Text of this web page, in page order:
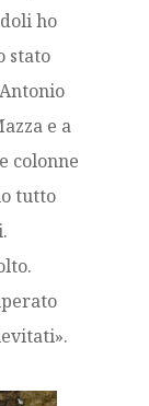
ho
stato
e a
colonne
tutto